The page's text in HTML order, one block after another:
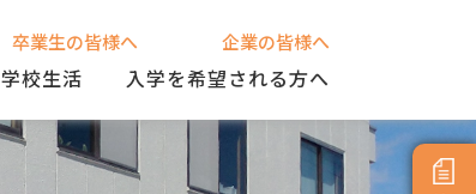
卒業生の皆様へ 企業の皆様へ
学校生活 入学を希望される方へ